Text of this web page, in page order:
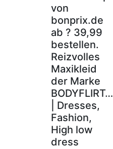
von
bonprix.de
ab ? 39,99
bestellen.
Reizvolles
Maxikleid
der Marke
BODYFLIRT…
| Dresses,
Fashion,
High low
dress